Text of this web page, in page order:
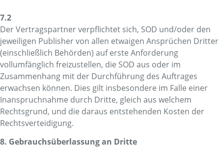
7.2
Der Vertragspartner verpflichtet sich, SOD und/oder den
jeweiligen Publisher von allen etwaigen Ansprüchen Dritter
(einschließlich Behörden) auf erste Anforderung
vollumfänglich freizustellen, die SOD aus oder im
Zusammenhang mit der Durchführung des Auftrages
erwachsen können. Dies gilt insbesondere im Falle einer
Inanspruchnahme durch Dritte, gleich aus welchem
Rechtsgrund, und die daraus entstehenden Kosten der
Rechtsverteidigung.
8. Gebrauchsüberlassung an Dritte